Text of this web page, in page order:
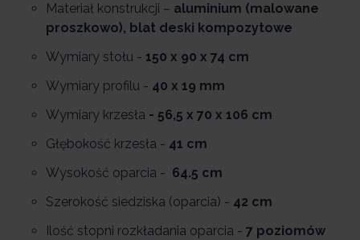
Materiał konstrukcji – aluminium (malowane
proszkowo), blat deski kompozytowe
Wymiary stołu - 150 x 90 x 74 cm
Wymiary profilu - 40 x 19 mm
Wymiary krzesła - 56,5 x 70 x 106 cm
Głębokość krzesła - 41 cm
Wysokość oparcia - 64.5 cm
Szerokość siedziska (oparcia) - 42 cm
Ilość stopni rozkładania oparcia - 7 poziomów